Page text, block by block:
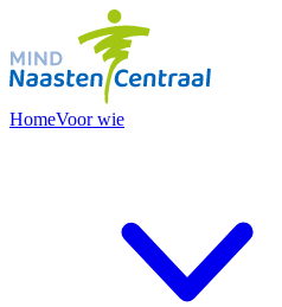
HomeVoor wie